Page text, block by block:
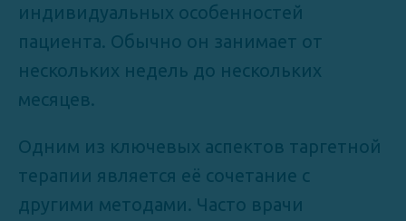
индивидуальных особенностей
пациента. Обычно он занимает от
нескольких недель до нескольких
месяцев.
Одним из ключевых аспектов таргетной
терапии является её сочетание с
другими методами. Часто врачи